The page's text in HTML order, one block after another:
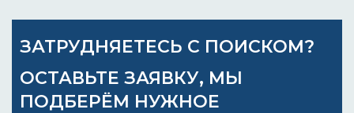
ЗАТРУДНЯЕТЕСЬ С ПОИСКОМ?
ОСТАВЬТЕ ЗАЯВКУ, МЫ
ПОДБЕРЁМ НУЖНОЕ